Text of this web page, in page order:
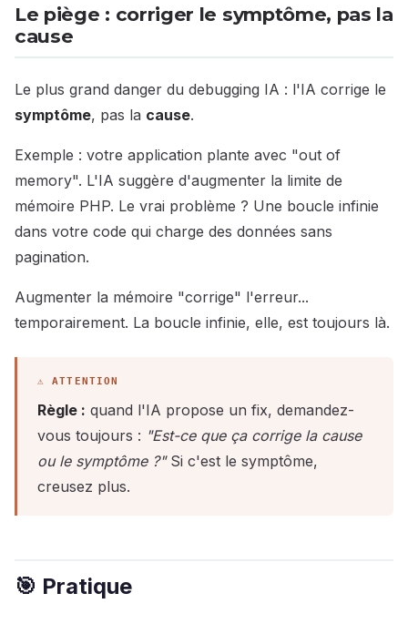
Le piège : corriger le symptôme, pas la
cause
Le plus grand danger du debugging IA : l'IA corrige le
symptôme, pas la cause.
Exemple : votre application plante avec "out of
memory". L'IA suggère d'augmenter la limite de
mémoire PHP. Le vrai problème ? Une boucle infinie
dans votre code qui charge des données sans
pagination.
Augmenter la mémoire "corrige" l'erreur...
temporairement. La boucle infinie, elle, est toujours là.
Règle : quand l'IA propose un fix, demandez-
vous toujours : "Est-ce que ça corrige la cause
ou le symptôme ?"Si c'est le symptôme,
creusez plus.
🎯 Pratique